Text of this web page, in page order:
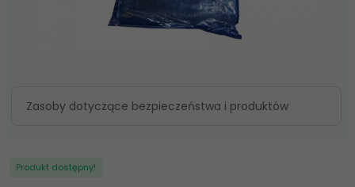
Produkt dostępny!
Zasoby dotyczące bezpieczeństwa i produktów